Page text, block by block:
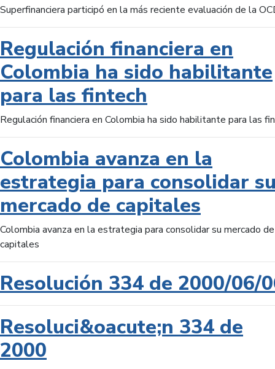
Superfinanciera participó en la más reciente evaluación de la
Regulación financiera en
Colombia ha sido habilitante
para las fintech
Regulación financiera en Colombia ha sido habilitante para las
Colombia avanza en la
estrategia para consolidar
mercado de capitales
Colombia avanza en la estrategia para consolidar su mercado de
capitales
Resolución 334 de 2000/06/
Resoluci&oacute;n 334 de
2000